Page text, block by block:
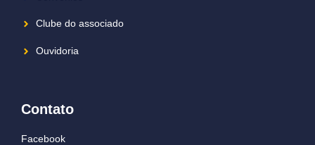
Clube do associado
Ouvidoria
Contato
Facebook